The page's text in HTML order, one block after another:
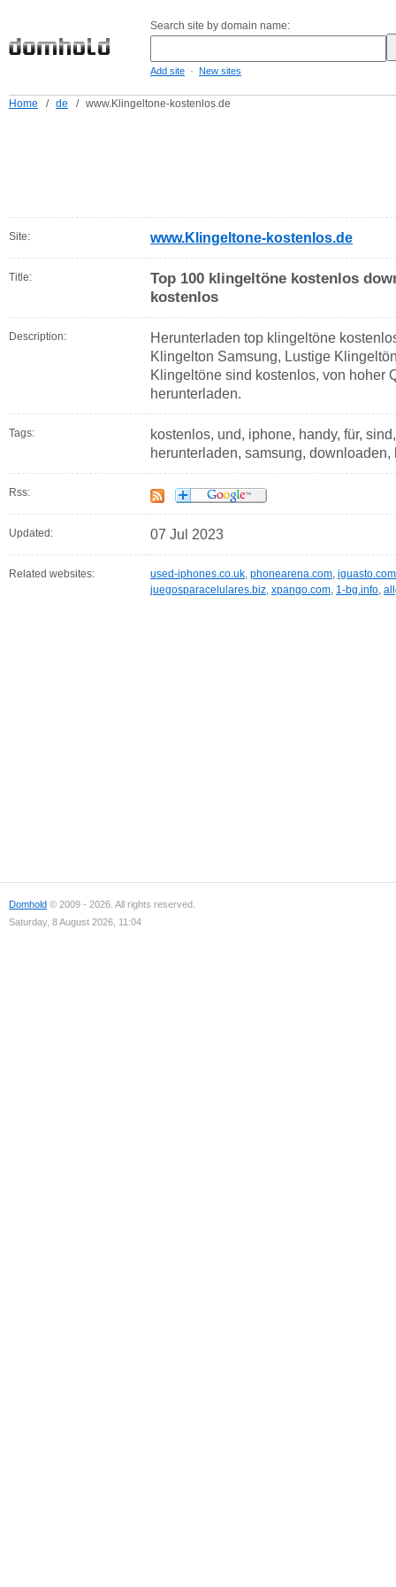
Search site by domain name:
Add site - New sites
Home / de / www.Klingeltone-kostenlos.de
Site: www.Klingeltone-kostenlos.de
Title:
Top 100 klingeltöne kostenlos
kostenlos
Description:
Herunterladen top klingeltöne
Klingelton Samsung, Lustige
Klingeltöne sind kostenlos, von hoher
herunterladen.
Tags:
kostenlos, und, iphone, handy, für,
herunterladen, samsung,
Rss:
Updated: 07 Jul 2023
Related websites: used-iphones.co.uk, phonearena.com, iguasto.com
juegosparacelulares.biz, xpango.com, 1-bg.info,
Domhold © 2009 - 2026. All rights reserved.
Saturday, 8 August 2026, 11:04